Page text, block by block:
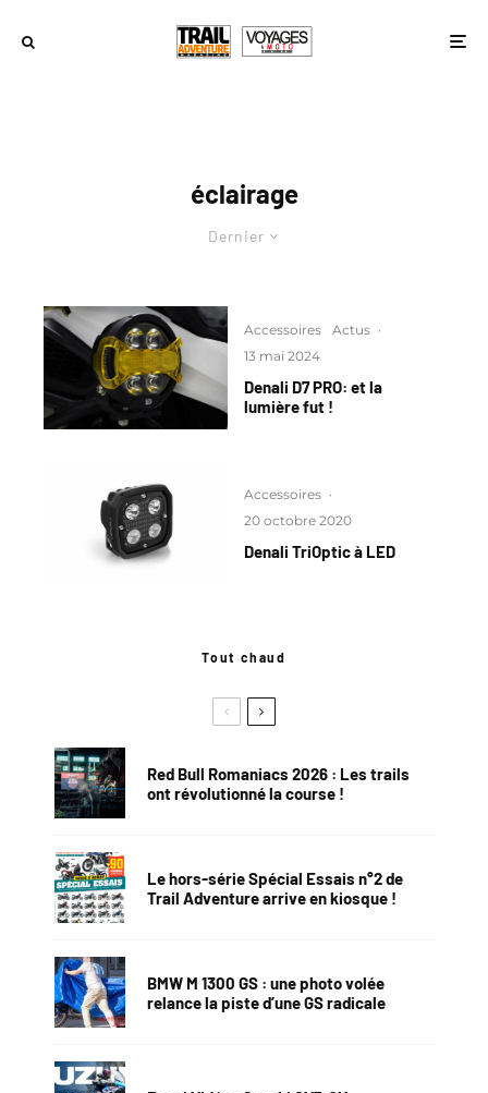
éclairage
Dernier
Accessoires Actus ·
13 mai 2024
Denali D7 PRO: et la
lumière fut !
Accessoires ·
20 octobre 2020
Denali TriOptic à LED
Tout chaud
Red Bull Romaniacs 2026 : Les trails
ont révolutionné la course !
Le hors-série Spécial Essais n°2 de
Trail Adventure arrive en kiosque !
BMW M 1300 GS : une photo volée
relance la piste d’une GS radicale